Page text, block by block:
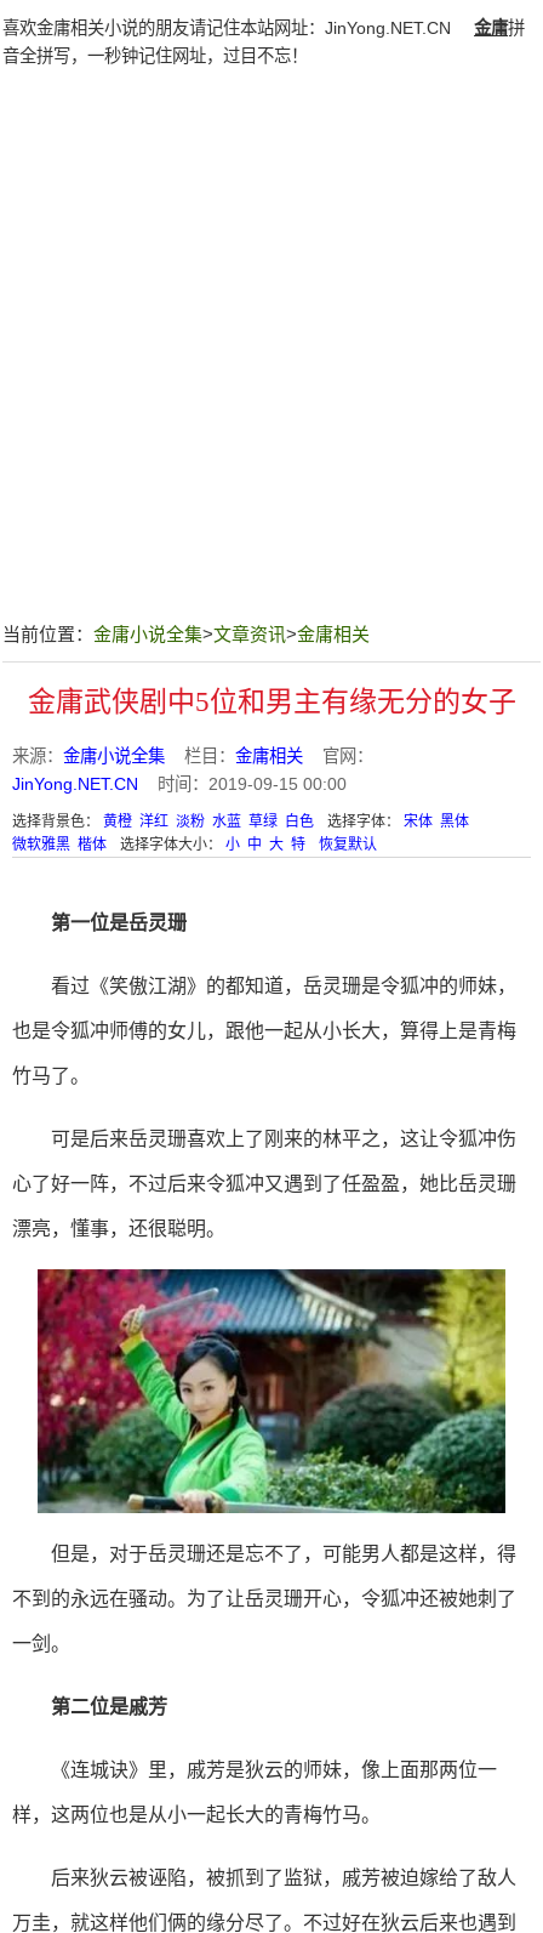
喜欢金庸相关小说的朋友请记住本站网址： JinYong.NET.CN 金庸拼
音全拼写，一秒钟记住网址，过目不忘！
当前位置： 金庸小说全集>文章资讯>金庸相关
金庸武侠剧中5位和男主有缘无分的女子
来源： 金庸小说全集 栏目： 金庸相关 官网：
JinYong.NET.CN 时间：2019-09-15 00:00
选择背景色： 黄橙 洋红 淡粉 水蓝 草绿 白色 选择字体： 宋体 黑体
微软雅黑 楷体 选择字体大小： 小 中 大 特 恢复默认
第一位是岳灵珊
看过《笑傲江湖》的都知道，岳灵珊是令狐冲的师妹，
也是令狐冲师傅的女儿，跟他一起从小长大，算得上是青梅
竹马了。
可是后来岳灵珊喜欢上了刚来的林平之，这让令狐冲伤
心了好一阵，不过后来令狐冲又遇到了任盈盈，她比岳灵珊
漂亮，懂事，还很聪明。
但是，对于岳灵珊还是忘不了，可能男人都是这样，得
不到的永远在骚动。为了让岳灵珊开心，令狐冲还被她刺了
一剑。
第二位是戚芳
《连城诀》里，戚芳是狄云的师妹，像上面那两位一
样，这两位也是从小一起长大的青梅竹马。
后来狄云被诬陷，被抓到了监狱，戚芳被迫嫁给了敌人
万圭，就这样他们俩的缘分尽了。不过好在狄云后来也遇到